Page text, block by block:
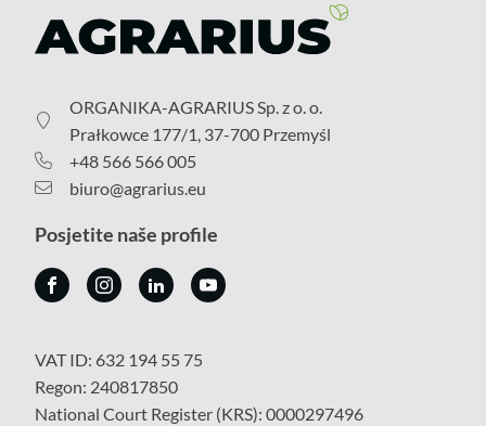
ORGANIKA-AGRARIUS Sp. z o. o.
Prałkowce 177/1, 37-700 Przemyśl
+48 566 566 005
biuro@agrarius.eu
Posjetite naše profile
VAT ID: 632 194 55 75
Regon: 240817850
National Court Register (KRS): 0000297496